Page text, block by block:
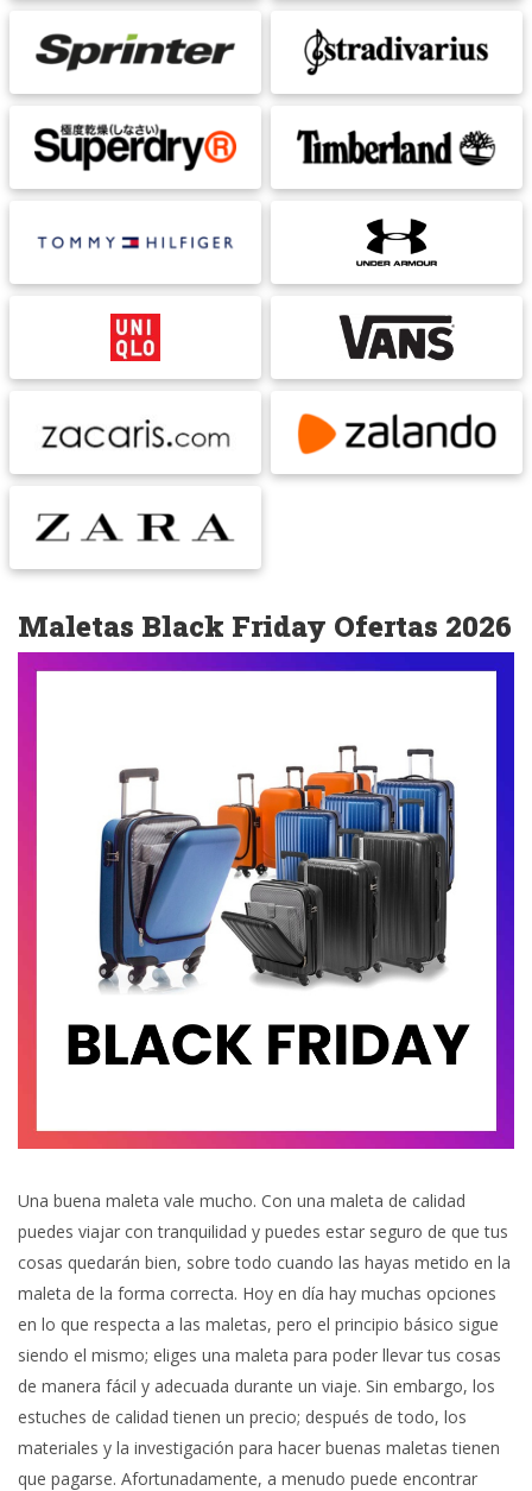
Maletas Black Friday Ofertas 2026
Una buena maleta vale mucho. Con una maleta de calidad
puedes viajar con tranquilidad y puedes estar seguro de que tus
cosas quedarán bien, sobre todo cuando las hayas metido en la
maleta de la forma correcta. Hoy en día hay muchas opciones
en lo que respecta a las maletas, pero el principio básico sigue
siendo el mismo; eliges una maleta para poder llevar tus cosas
de manera fácil y adecuada durante un viaje. Sin embargo, los
estuches de calidad tienen un precio; después de todo, los
materiales y la investigación para hacer buenas maletas tienen
que pagarse. Afortunadamente, a menudo puede encontrar